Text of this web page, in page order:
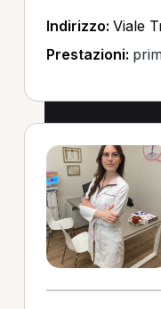
Indirizzo: Viale
Prestazioni: